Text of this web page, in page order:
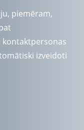
piemēram,
izveidoti